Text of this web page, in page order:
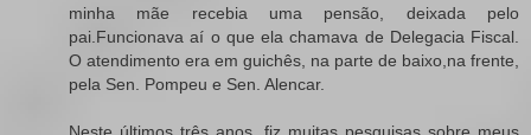
minha mãe recebia uma pensão, deixada pelo
pai.Funcionava aí o que ela chamava de Delegacia Fiscal.
O atendimento era em guichês, na parte de baixo,na frente,
pela Sen. Pompeu e Sen. Alencar.